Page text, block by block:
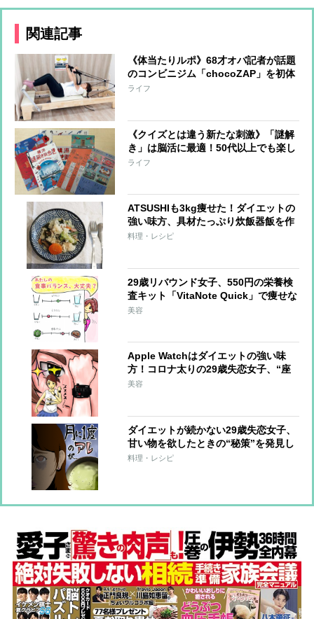
関連記事
《体当たりルポ》68才オバ記者が話題
のコンビニジム「chocoZAP」を初体
験！7日間通って見えてきた変化と
ライフ
《クイズとは違う新たな刺激》「謎解
き」は脳活に最適！50代以上でも楽し
める「自宅で謎解き」「謎解き街歩
ライフ
ATSUSHIも3kg痩せた！ダイエットの
強い味方、具材たっぷり炊飯器飯を作
ってみた
料理・レシピ
29歳リバウンド女子、550円の栄養検
査キット「VitaNote Quick」で痩せな
い理由が!?【おデブライターの減量
美容
Apple Watchはダイエットの強い味
方！コロナ太りの29歳失恋女子、“座
りすぎ生活”にタメ息【おデブライタ
美容
ダイエットが続かない29歳失恋女子、
甘い物を欲したときの“秘策”を発見し
再起!?【おデブライターの減量記】
料理・レシピ